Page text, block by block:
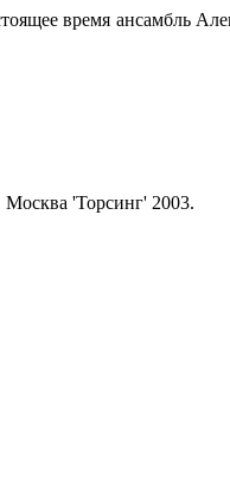
время ансамбль
'Торсинг' 2003.